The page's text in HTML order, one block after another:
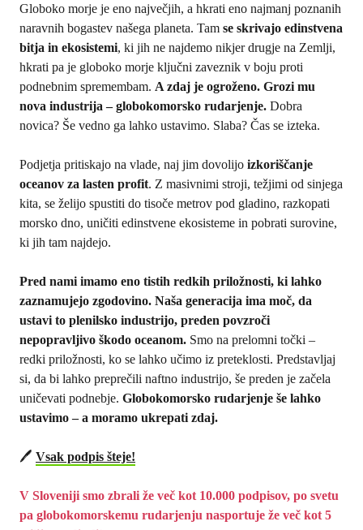
m
m
u
n
i
t
y
n
e
w
s
l
t
t
e
r
i
_
g
d
p
r
_
o
n
f
i
r
a
t
i
o
n
(
O
z
o
Globoko morje je eno največjih, a hkrati eno najmanj poznanih
naravnih bogastev našega planeta. Tam se skrivajo edinstvena
bitja in ekosistemi, ki jih ne najdemo nikjer drugje na Zemlji,
hkrati pa je globoko morje ključni zaveznik v boju proti
podnebnim spremembam. A zdaj je ogroženo. Grozi mu
nova industrija – globokomorsko rudarjenje. Dobra
novica? Še vedno ga lahko ustavimo. Slaba? Čas se izteka.
Podjetja pritiskajo na vlade, naj jim dovolijo izkoriščanje
oceanov za lasten profit. Z masivnimi stroji, težjimi od sinjega
kita, se želijo spustiti do tisoče metrov pod gladino, razkopati
morsko dno, uničiti edinstvene ekosisteme in pobrati surovine,
ki jih tam najdejo.
Pred nami imamo eno tistih redkih priložnosti, ki lahko
zaznamujejo zgodovino. Naša generacija ima moč, da
ustavi to plenilsko industrijo, preden povzroči
nepopravljivo škodo oceanom. Smo na prelomni točki –
redki priložnosti, ko se lahko učimo iz preteklosti. Predstavljaj
si, da bi lahko preprečili naftno industrijo, še preden je začela
uničevati podnebje. Globokomorsko rudarjenje še lahko
ustavimo – a moramo ukrepati zdaj.
🖊️ Vsak podpis šteje!
V Sloveniji smo zbrali že več kot 10.000 podpisov, po svetu
pa globokomorskemu rudarjenju nasportuje že več kot 5